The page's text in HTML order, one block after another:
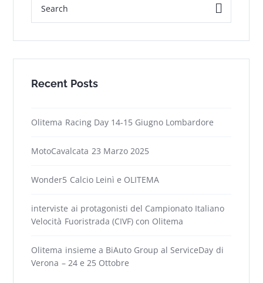
Recent Posts
Olitema Racing Day 14-15 Giugno Lombardore
MotoCavalcata 23 Marzo 2025
Wonder5 Calcio Leinì e OLITEMA
interviste ai protagonisti del Campionato Italiano
Velocità Fuoristrada (CIVF) con Olitema
Olitema insieme a BiAuto Group al ServiceDay di
Verona – 24 e 25 Ottobre